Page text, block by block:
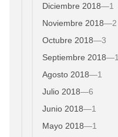
Diciembre 2018—1
Noviembre 2018—2
Octubre 2018—3
Septiembre 2018—1
Agosto 2018—1
Julio 2018—6
Junio 2018—1
Mayo 2018—1